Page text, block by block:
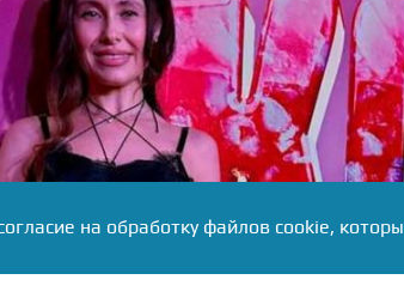
на обработку файлов cookie,